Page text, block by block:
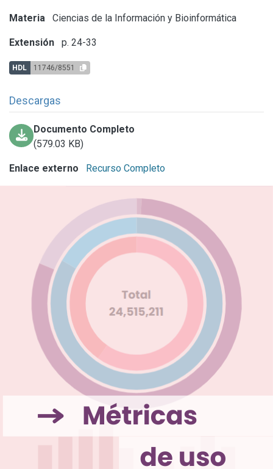
Materia Ciencias de la Información y Bioinformática
Extensión p. 24-33
HDL 11746/8551
Descargas
Documento Completo
(579.03 KB)
Enlace externo Recurso Completo